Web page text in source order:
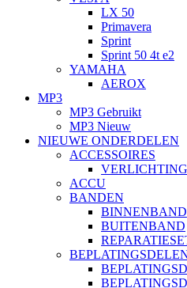
LX 50
Primavera
Sprint
Sprint 50 4t e2
YAMAHA
AEROX
MP3
MP3 Gebruikt
MP3 Nieuw
NIEUWE ONDERDELEN
ACCESSOIRES
VERLICHTING
ACCU
BANDEN
BINNENBAND
BUITENBAND